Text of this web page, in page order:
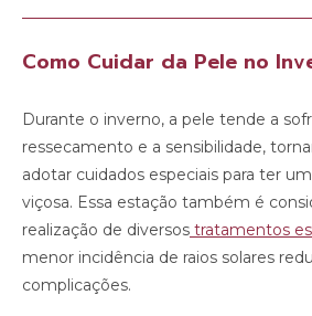
Como Cuidar da Pele no
Durante o inverno, a pele tende a
ressecamento e a sensibilidade,
adotar cuidados especiais para ter
viçosa. Essa estação também é
realização de diversos tratamentos
menor incidência de raios solares
complicações.